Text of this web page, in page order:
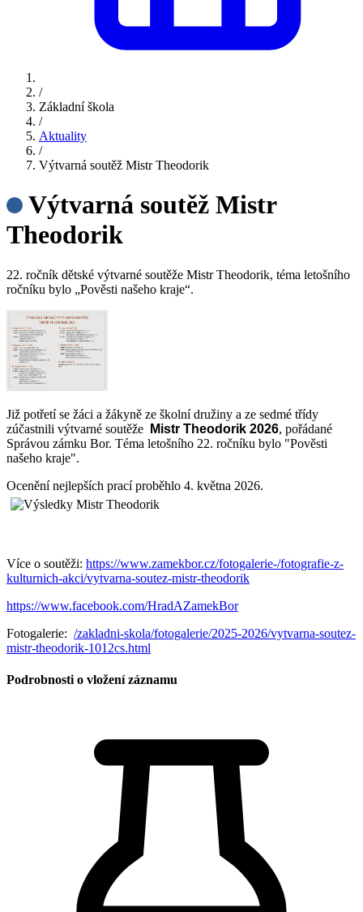
/
Základní škola
/
Aktuality
/
Výtvarná soutěž Mistr Theodorik
Výtvarná soutěž Mistr
Theodorik
22. ročník dětské výtvarné soutěže Mistr Theodorik, téma letošního
ročníku bylo „Pověsti našeho kraje“.
Již potřetí se žáci a žákyně ze školní družiny a ze sedmé třídy
zúčastnili výtvarné soutěže
Mistr Theodorik 2026, pořádané
Správou zámku Bor. Téma letošního 22. ročníku bylo "Pověsti
našeho kraje".
Ocenění nejlepších prací proběhlo 4. května 2026.
Více o soutěži: https://www.zamekbor.cz/fotogalerie-/fotografie-z-
kulturnich-akci/vytvarna-soutez-mistr-theodorik
https://www.facebook.com/HradAZamekBor
Fotogalerie: /zakladni-skola/fotogalerie/2025-2026/vytvarna-soutez-
mistr-theodorik-1012cs.html
Podrobnosti o vložení záznamu